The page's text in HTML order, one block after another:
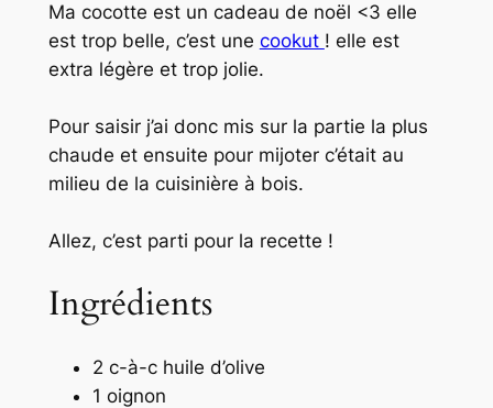
Ma cocotte est un cadeau de noël <3 elle
est trop belle, c’est une cookut ! elle est
extra légère et trop jolie.
Pour saisir j’ai donc mis sur la partie la plus
chaude et ensuite pour mijoter c’était au
milieu de la cuisinière à bois.
Allez, c’est parti pour la recette !
Ingrédients
2 c-à-c huile d’olive
1 oignon